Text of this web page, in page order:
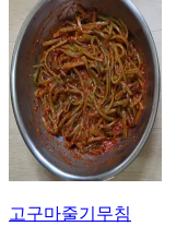
고구마줄기무침